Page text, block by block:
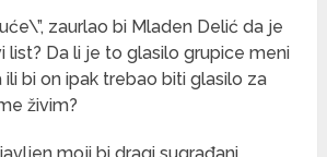
zaurlao bi Mladen Delić da je
list? Da li je to glasilo grupice meni
bi on ipak trebao biti glasilo za
živim?